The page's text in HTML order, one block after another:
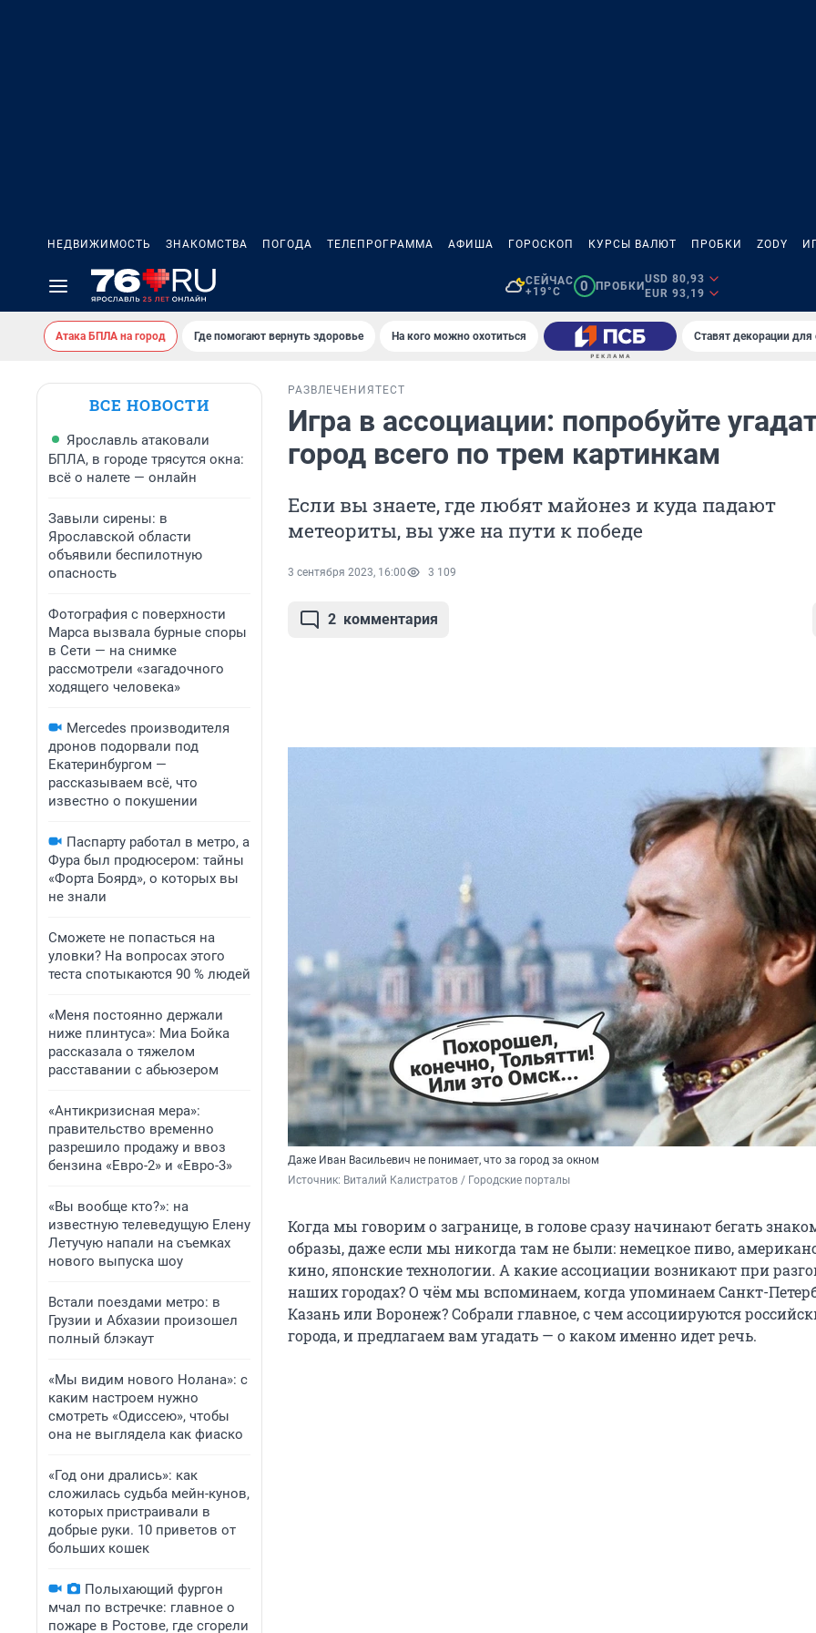
НЕДВИЖИМОСТЬ ЗНАКОМСТВА ПОГОДА ТЕЛЕПРОГРАММА АФИША ГОРОСКОП КУРСЫ ВАЛЮТ ПРОБКИ ZODY
СЕЙЧАС
+19°C
0 ПРОБКИ
USD 80,93
EUR 93,19
Атака БПЛА на город Где помогают вернуть здоровье На кого можно охотиться Ставят декорации
ВСЕ НОВОСТИ
Ярославль атаковали
БПЛА, в городе трясутся окна:
всё о налете — онлайн
Завыли сирены: в
Ярославской области
объявили беспилотную
опасность
Фотография с поверхности
Марса вызвала бурные споры
в Сети — на снимке
рассмотрели «загадочного
ходящего человека»
Mercedes производителя
дронов подорвали под
Екатеринбургом —
рассказываем всё, что
известно о покушении
Паспарту работал в метро, а
Фура был продюсером: тайны
«Форта Боярд», о которых вы
не знали
Сможете не попасться на
уловки? На вопросах этого
теста спотыкаются 90 % людей
«Меня постоянно держали
ниже плинтуса»: Миа Бойка
рассказала о тяжелом
расставании с абьюзером
«Антикризисная мера»:
правительство временно
разрешило продажу и ввоз
бензина «Евро-2» и «Евро-3»
«Вы вообще кто?»: на
известную телеведущую Елену
Летучую напали на съемках
нового выпуска шоу
Встали поездами метро: в
Грузии и Абхазии произошел
полный блэкаут
«Мы видим нового Нолана»: с
каким настроем нужно
смотреть «Одиссею», чтобы
она не выглядела как фиаско
«Год они дрались»: как
сложилась судьба мейн-кунов,
которых пристраивали в
добрые руки. 10 приветов от
больших кошек
Полыхающий фургон
мчал по встречке: главное о
пожаре в Ростове, где сгорели
РАЗВЛЕЧЕНИЯ ТЕСТ
Игра в ассоциации: попробуйте
город всего по трем картинкам
Если вы знаете, где любят майонез и куда падают
метеориты, вы уже на пути к победе
3 сентября 2023, 16:00 3 109
2 комментария
Даже Иван Васильевич не понимает, что за город за окном
Источник: Виталий Калистратов / Городские порталы
Когда мы говорим о загранице, в голове сразу начинают бегать
образы, даже если мы никогда там не были: немецкое пиво,
кино, японские технологии. А какие ассоциации возникают при
наших городах? О чём мы вспоминаем, когда упоминаем Санкт-
Казань или Воронеж? Собрали главное, с чем ассоциируются
города, и предлагаем вам угадать — о каком именно идет речь.